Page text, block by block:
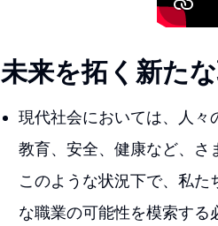
未来を拓く新た
現代社会においては、人々
教育、安全、健康など、さ
このような状況下で、私
な職業の可能性を模索する